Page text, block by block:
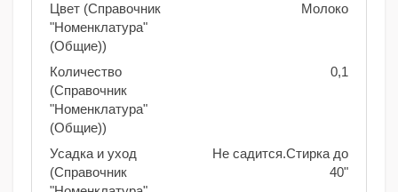
Цвет (Справочник
"Номенклатура"
(Общие))
Молоко
Количество
(Справочник
"Номенклатура"
(Общие))
0,1
Усадка и уход
(Справочник
Не садится.Стирка до
40"